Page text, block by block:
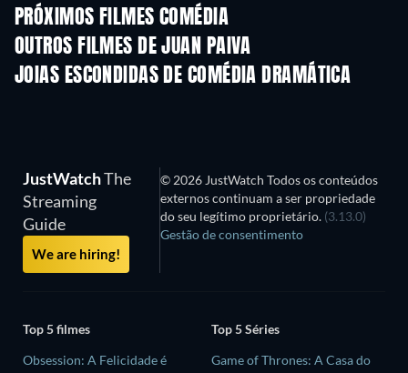
PRÓXIMOS FILMES COMÉDIA
OUTROS FILMES DE JUAN PAIVA
JOIAS ESCONDIDAS DE COMÉDIA DRAMÁTICA
JustWatchThe
Streaming
Guide
We are hiring!
© 2026 JustWatch Todos os conteúdos
externos continuam a ser propriedade
do seu legítimo proprietário. (3.13.0)
Gestão de consentimento
Top 5 filmes
Obsession: A Felicidade é
Top 5 Séries
Game of Thrones: A Casa do